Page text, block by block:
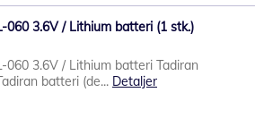
060 3.6V / Lithium batteri (1 stk.)
060 3.6V / Lithium batteri Tadiran
batteri (de... Detaljer